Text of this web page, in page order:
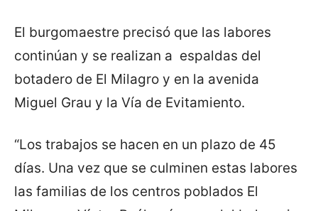
El burgomaestre precisó que las labores
continúan y se realizan a espaldas del
botadero de El Milagro y en la avenida
Miguel Grau y la Vía de Evitamiento.
“Los trabajos se hacen en un plazo de 45
días. Una vez que se culminen estas labores
las familias de los centros poblados El